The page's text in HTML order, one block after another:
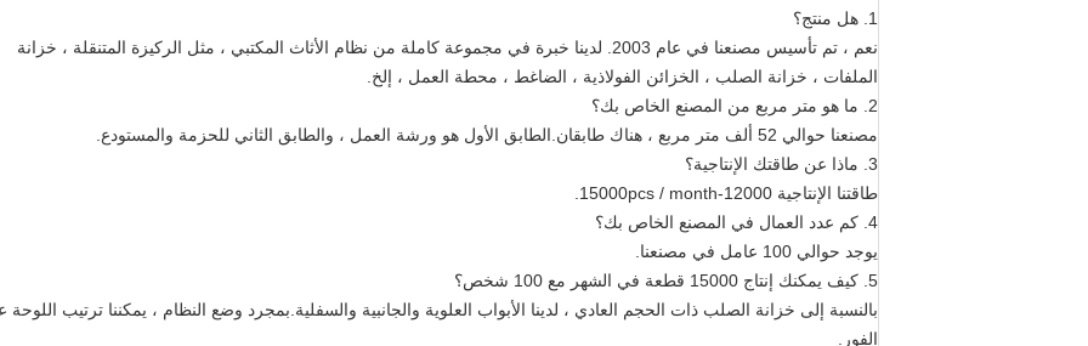
1. هل منتج؟
نعم ، تم تأسيس مصنعنا في عام 2003. لدينا خبرة في مجموعة كاملة من نظام الأثاث المكتبي ، مثل الركيزة المتنقلة ، خزانة
الملفات ، خزانة الصلب ، الخزائن الفولاذية ، الضاغط ، محطة العمل ، إلخ.
2. ما هو متر مربع من المصنع الخاص بك؟
مصنعنا حوالي 52 ألف متر مربع ، هناك طابقان.الطابق الأول هو ورشة العمل ، والطابق الثاني للحزمة والمستودع.
3. ماذا عن طاقتك الإنتاجية؟
طاقتنا الإنتاجية 12000-15000pcs / month.
4. كم عدد العمال في المصنع الخاص بك؟
يوجد حوالي 100 عامل في مصنعنا.
5. كيف يمكنك إنتاج 15000 قطعة في الشهر مع 100 شخص؟
بالنسبة إلى خزانة الصلب ذات الحجم العادي ، لدينا الأبواب العلوية والجانبية والسفلية.بمجرد وضع النظام ، يمكننا ترتيب اللوحة
الفور.